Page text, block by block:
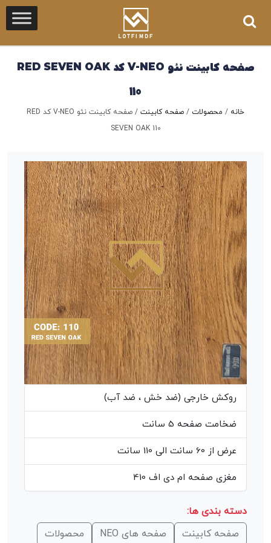
صفحه کابینت نئو V-NEO کد RED SEVEN OAK
110
خانه / محصولات / صفحه کابینت /
صفحه کابینت نئو V-NEO کد RED
SEVEN OAK 110
روکش خارجی (ضد خش ، ضد آب)
ضخامت صفحه 5 سانت
عرض از 60 سانت الی 110 سانت
مغزی صفحه ام دی اف 410
دسته بندی ها:
صفحه کابینت
صفحه های NEO محصولات